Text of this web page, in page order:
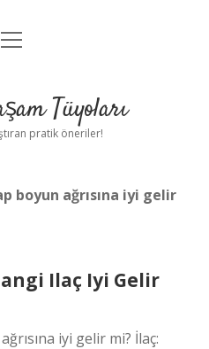
Uyarı
menüyü
Tüyoları
pratik öneriler!
boyun ağrısına iyi gelir
Ilaç Iyi Gelir
iyi gelir mi? İlaç: